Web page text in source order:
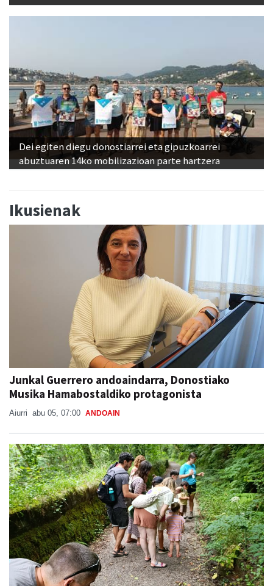
Dei egiten diegu donostiarrei eta gipuzkoarrei
abuztuaren 14ko mobilizazioan parte hartzera
Ikusienak
Junkal Guerrero andoaindarra, Donostiako
Musika Hamabostaldiko protagonista
Aiurri abu 05, 07:00 ANDOAIN